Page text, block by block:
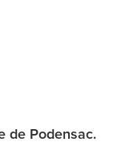
de Podensac.